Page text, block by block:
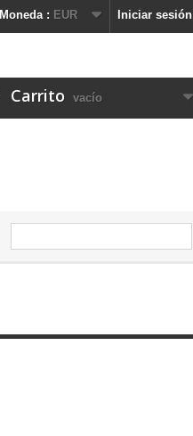
Iniciar sesión
Moneda : EUR
Carrito vacío